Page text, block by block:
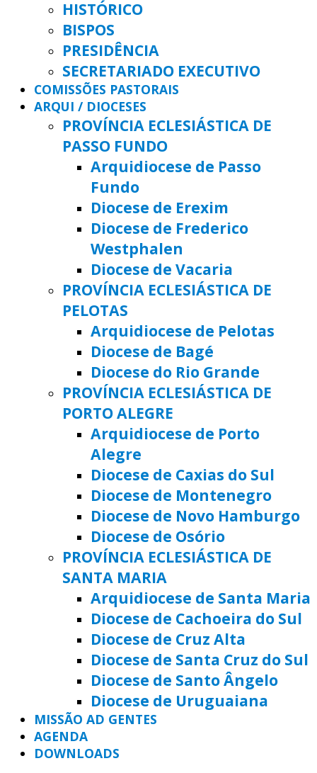
HISTÓRICO
BISPOS
PRESIDÊNCIA
SECRETARIADO EXECUTIVO
COMISSÕES PASTORAIS
ARQUI / DIOCESES
PROVÍNCIA ECLESIÁSTICA DE
PASSO FUNDO
Arquidiocese de Passo
Fundo
Diocese de Erexim
Diocese de Frederico
Westphalen
Diocese de Vacaria
PROVÍNCIA ECLESIÁSTICA DE
PELOTAS
Arquidiocese de Pelotas
Diocese de Bagé
Diocese do Rio Grande
PROVÍNCIA ECLESIÁSTICA DE
PORTO ALEGRE
Arquidiocese de Porto
Alegre
Diocese de Caxias do Sul
Diocese de Montenegro
Diocese de Novo Hamburgo
Diocese de Osório
PROVÍNCIA ECLESIÁSTICA DE
SANTA MARIA
Arquidiocese de Santa Maria
Diocese de Cachoeira do Sul
Diocese de Cruz Alta
Diocese de Santa Cruz do Sul
Diocese de Santo Ângelo
Diocese de Uruguaiana
MISSÃO AD GENTES
AGENDA
DOWNLOADS